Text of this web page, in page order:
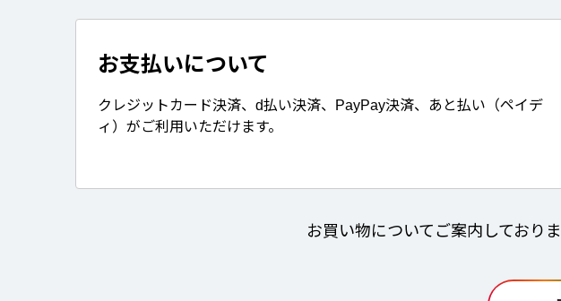
お支払いについて
クレジットカード決済、d払い決済、PayPay決済、あと払い（ペイデ
ィ）がご利用いただけます。
お買い物についてご案内しており